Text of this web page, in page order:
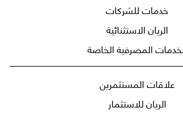
علاقات المستثمرين
الريان للاستثمار
خدمات للشركات
الريان الاستثنائية
المصرفية الخاصة